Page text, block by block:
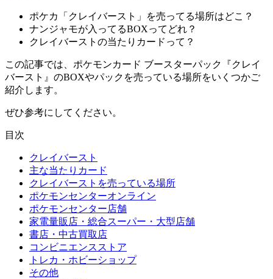
ポケカ「クレイバースト」を売ってる場所はどこ？
ナンジャモが入ってるBOXってどれ？
クレイバーストの当たりカードって？
この記事では、ポケモンカード ブースターパック『クレイ
バースト』のBOXやパックを売っている場所をいくつかご
紹介します。
ぜひ参考にしてください。
目次
クレイバースト
主な当たりカード
クレイバーストを売っている場所
ポケモンセンターオンライン
ポケモンセンター店舗
家電量販店・総合スーパー・大型店舗
書店・中古買取店
コンビニエンスストア
トレカ・ホビーショップ
その他